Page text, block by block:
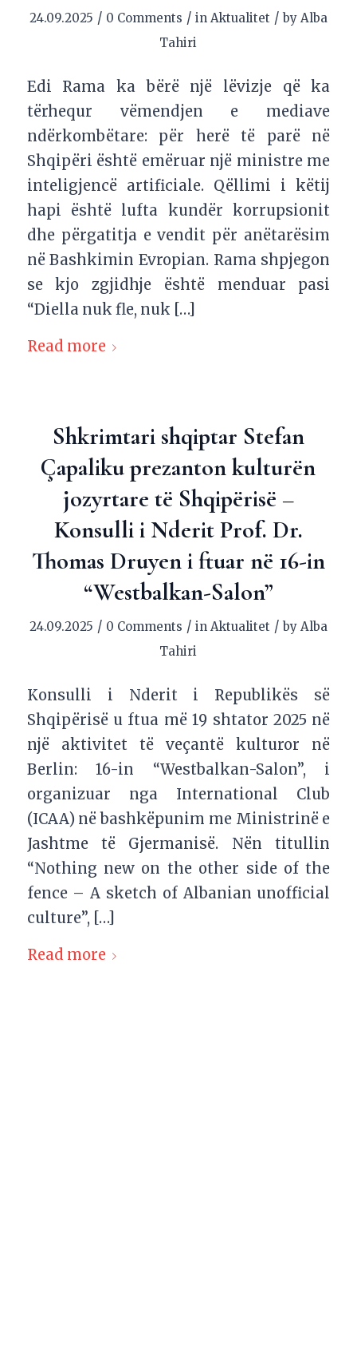
24.09.2025 / 0 Comments / in Aktualitet / by Alba
Tahiri
Edi Rama ka bërë një lëvizje që ka
tërhequr vëmendjen e mediave
ndërkombëtare: për herë të parë në
Shqipëri është emëruar një ministre me
inteligjencë artificiale. Qëllimi i këtij
hapi është lufta kundër korrupsionit
dhe përgatitja e vendit për anëtarësim
në Bashkimin Evropian. Rama shpjegon
se kjo zgjidhje është menduar pasi
“Diella nuk fle, nuk […]
Read more
Shkrimtari shqiptar Stefan
Çapaliku prezanton kulturën
jozyrtare të Shqipërisë –
Konsulli i Nderit Prof. Dr.
Thomas Druyen i ftuar në 16-in
“Westbalkan-Salon”
24.09.2025 / 0 Comments / in Aktualitet / by Alba
Tahiri
Konsulli i Nderit i Republikës së
Shqipërisë u ftua më 19 shtator 2025 në
një aktivitet të veçantë kulturor në
Berlin: 16-in “Westbalkan-Salon”, i
organizuar nga International Club
(ICAA) në bashkëpunim me Ministrinë e
Jashtme të Gjermanisë. Nën titullin
“Nothing new on the other side of the
fence – A sketch of Albanian unofficial
culture”, […]
Read more